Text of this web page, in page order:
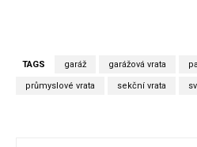
TAGS garáž garážová vrata
průmyslové vrata sekční vrata